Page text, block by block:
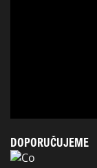
DOPORUČUJEME